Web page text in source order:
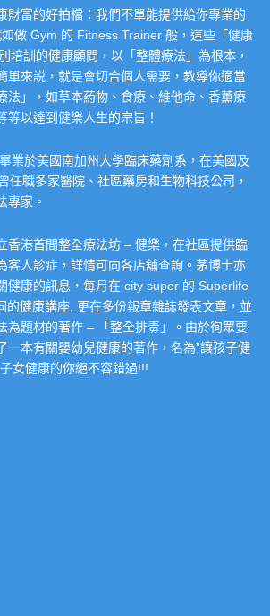
財富的好拍檔：我們不單能提供給你專業的
如做 Gym 的 Fitness Trainer 般，這些「健康
培訓的健康顧問，以「整體療法」為根本，
單來説，就是會切合個人需要，教導你適當
法」，如草本葯物、食療、維他命、香薰療
等以達到健樂人生的宗旨！
業於美國南加州大學臨床藥劑系，在美國及
任職多家醫院、社區藥房和生物科技公司，
專家。
香港首間整全療法坊 – 健樂，在社區提供臨
客人診症，詳情可向各店舖查詢。茅博士亦
健康的訊息，每月在 city super 的 Superlife
的健康講座, 更在多份報章雜誌發表文章，並
為題材的著作 – 「整全排毒」。由於徇眾要
一本有關嬰幼兒健康的著作，名為”讓孩子健
女健康的你絕不容錯過!!!